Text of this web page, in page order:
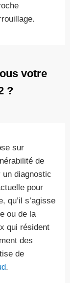
votre
?
sur
de
diagnostic
pour
qu’il s’agisse
ou de la
qui résident
des
de
.